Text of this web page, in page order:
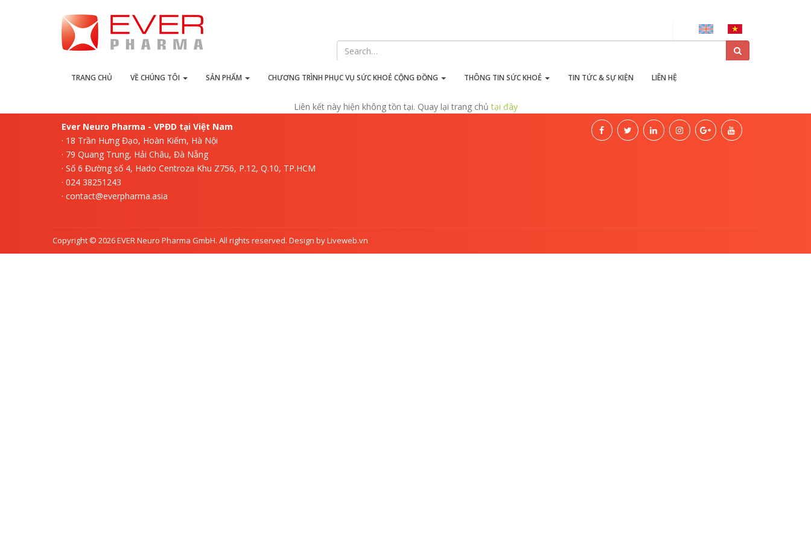
TRANG CHỦ VỀ CHÚNG TÔI SẢN PHẨM CHƯƠNG TRÌNH PHỤC VỤ SỨC KHOẺ CỘNG ĐỒNG THÔNG TIN SỨC KHOẺ TIN TỨC & SỰ KIỆN LIÊN HỆ
Liên kết này hiện không tồn tại
Liên kết này hiện không tồn tại. Quay lại trang chủtại đây
Ever Neuro Pharma - VPĐD tại Việt Nam
· 18 Trần Hưng Đạo, Hoàn Kiếm, Hà Nội
· 79 Quang Trung, Hải Châu, Đà Nẵng
· Số 6 Đường số 4, Hado Centroza Khu Z756, P.12, Q.10, TP.HCM
· 024 38251243
· contact@everpharma.asia
Copyright © 2026 EVER Neuro Pharma GmbH. All rights reserved. Design by Liveweb.vn